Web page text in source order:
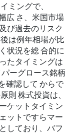
ミングで、
広 さ、米国市場
び過去のリスク
は例年相場が比
状況を総 合的に
たタイミングは
ーグロース銘柄
確認して からで
則 株式投資は、
ケットタイミン
ットですらマー
しており、バフ